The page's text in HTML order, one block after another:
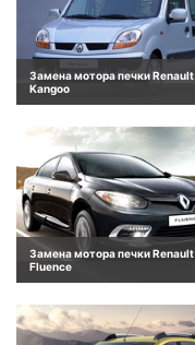
Замена мотора печки Renault
Kangoo
Замена мотора печки Renault
Fluence